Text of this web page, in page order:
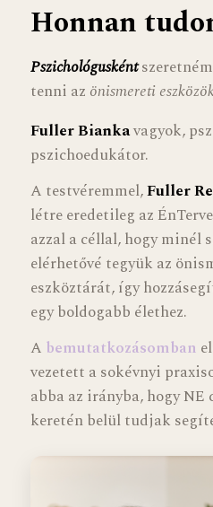
Honnan
Pszichológusként
tenni az önismereti
Fuller Biankavagyok,
pszichoedukátor.
A testvéremmel,Fuller
létre eredetileg az
azzal a céllal, hogy minél
elérhetővé tegyük az
eszköztárát, így
egy boldogabb élethez.
A bemutatkozásomban
vezetett a sokévnyi
abba az irányba, hogy NE
keretén belül tudjak